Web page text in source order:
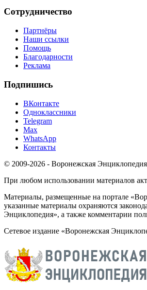
Сотрудничество
Партнёры
Наши ссылки
Помощь
Благодарности
Реклама
Подпишись
ВКонтакте
Одноклассники
Telegram
Max
WhatsApp
Контакты
© 2009-2026 - Воронежская
При любом использовании материалов
Материалы, размещенные на портале
указанные материалы охраняются
Энциклопедия», а также комментарии
Сетевое издание «Воронежская